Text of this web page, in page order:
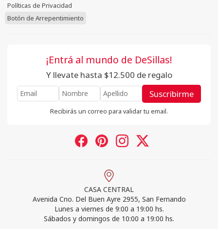
Políticas de Privacidad
Botón de Arrepentimiento
¡Entrá al mundo de DeSillas!
Y llevate hasta $12.500 de regalo
Suscribirme
Recibirás un correo para validar tu email.
CASA CENTRAL
Avenida Cno. Del Buen Ayre 2955, San Fernando
Lunes a viernes de 9:00 a 19:00 hs.
Sábados y domingos de 10:00 a 19:00 hs.